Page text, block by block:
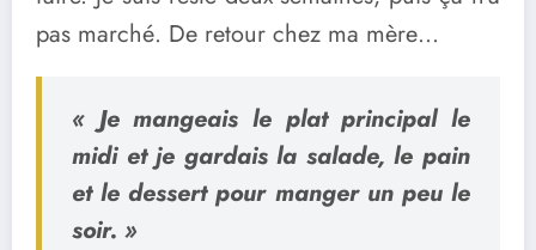
pas marché. De retour chez ma mère…
« Je mangeais le plat principal le
midi et je gardais la salade, le pain
et le dessert pour manger un peu le
soir. »